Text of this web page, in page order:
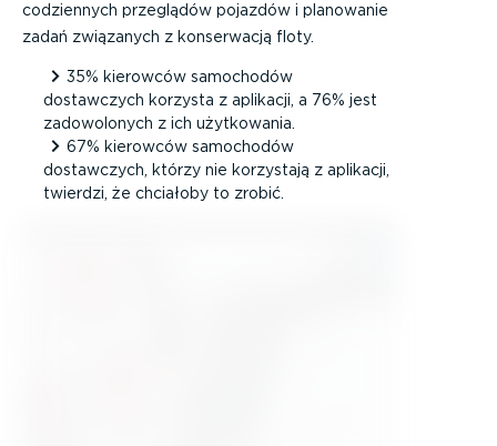
codziennych przeglądów pojazdów i planowanie
zadań związanych z konserwacją floty.
35% kierowców samochodów
dostawczych korzysta z aplikacji, a 76% jest
zadowolonych z ich użytkowania.
67% kierowców samochodów
dostawczych, którzy nie korzystają z aplikacji,
twierdzi, że chciałoby to zrobić.